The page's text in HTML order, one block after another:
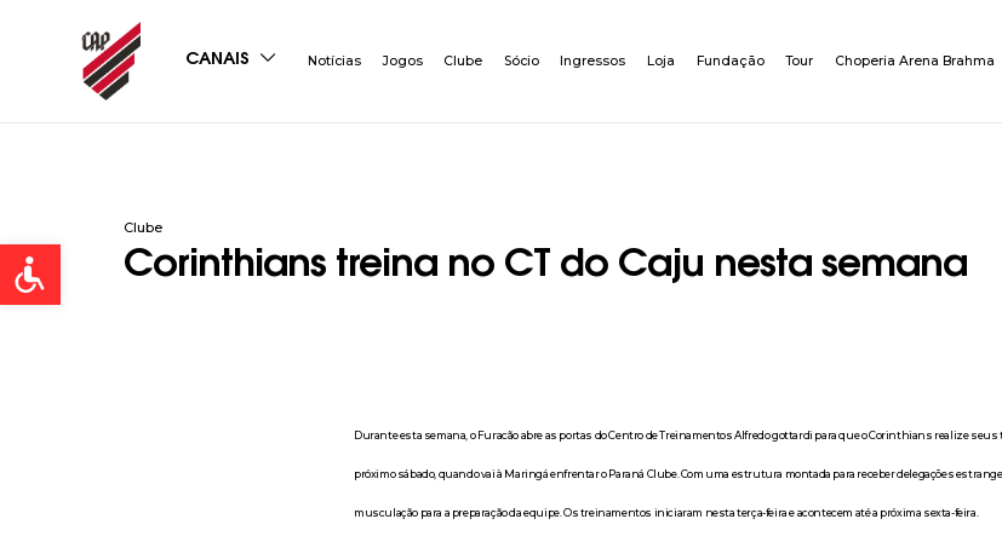
Open toolbar
CANAIS Notícias Jogos Clube Sócio Ingressos Loja Fundação Tour Choperia Arena Brahma
Clube
Corinthians treina no CT do Caju nesta semana
Durante esta semana, o Furacão abre as portas do Centro de Treinamentos Alfredo gottardi para que o Corinthians realize
próximo sábado, quando vai à Maringá enfrentar o Paraná Clube. Com uma estrutura montada para receber delegações
musculação para a preparação da equipe. Os treinamentos iniciaram nesta terça-feira e acontecem até a próxima sexta-feira.